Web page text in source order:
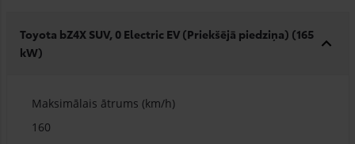
Toyota bZ4X SUV, 0 Electric EV (Priekšējā piedziņa) (165
kW)
Maksimālais ātrums (km/h)
160